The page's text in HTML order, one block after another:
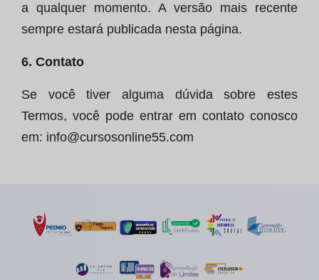
a qualquer momento. A versão mais recente
sempre estará publicada nesta página.
6. Contato
Se você tiver alguma dúvida sobre estes
Termos, você pode entrar em contato conosco
em: info@cursosonline55.com